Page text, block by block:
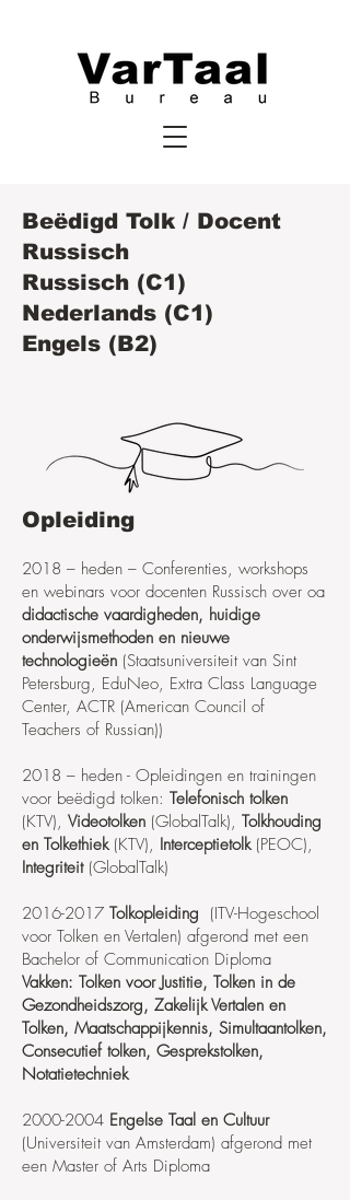
Beëdigd Tolk / Docent
Russisch
Russisch (C1)
Nederlands (C1)
Engels (B2)
Opleiding
2018 – heden – Conferenties, workshops
en webinars voor docenten Russisch over oa
didactische vaardigheden, huidige
onderwijsmethoden en nieuwe
technologieën (Staatsuniversiteit van Sint
Petersburg, EduNeo, Extra Class Language
Center, ACTR (American Council of
Teachers of Russian))
2018 – heden - Opleidingen en trainingen
voor beëdigd tolken: Telefonisch tolken
(KTV), Videotolken (GlobalTalk), Tolkhouding
en Tolkethiek(KTV), Interceptietolk (PEOC),
Integriteit(GlobalTalk)
2016-2017 Tolkopleiding (ITV-Hogeschool
voor Tolken en Vertalen) afgerond met een
Bachelor of Communication Diploma
Vakken: Tolken voor Justitie, Tolken in de
Gezondheidszorg, Zakelijk Vertalen en
Tolken, Maatschappijkennis, Simultaantolken,
Consecutief tolken, Gesprekstolken,
Notatietechniek
2000-2004 Engelse Taal en Cultuur
(Universiteit van Amsterdam) afgerond met
een Master of Arts Diploma